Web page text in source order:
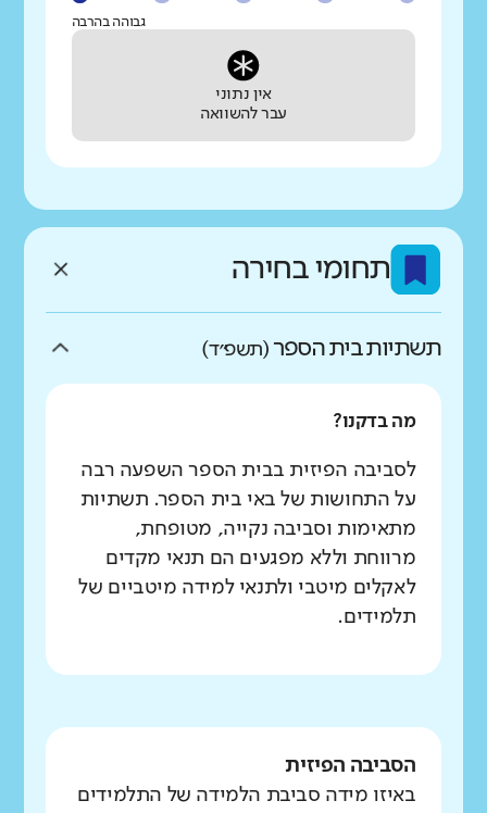
גבוהה בהרבה
אין נתוני
עבר להשוואה
תחומי בחירה
תשתיות בית הספר (תשפ״ד)
מה בדקנו?
לסביבה הפיזית בבית הספר השפעה רבה
על התחושות של באי בית הספר. תשתיות
מתאימות וסביבה נקייה, מטופחת,
מרווחת וללא מפגעים הם תנאי מקדים
לאקלים מיטבי ולתנאי למידה מיטביים של
תלמידים.
הסביבה הפיזית
באיזו מידה סביבת הלמידה של התלמידים